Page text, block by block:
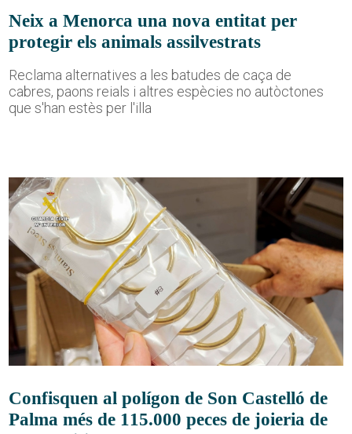
Neix a Menorca una nova entitat per
protegir els animals assilvestrats
Reclama alternatives a les batudes de caça de
cabres, paons reials i altres espècies no autòctones
que s'han estès per l'illa
Confisquen al polígon de Son Castelló de
Palma més de 115.000 peces de joieria de